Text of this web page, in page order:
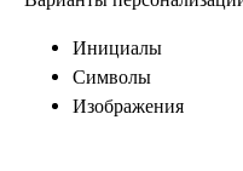
Инициалы
Символы
Изображения